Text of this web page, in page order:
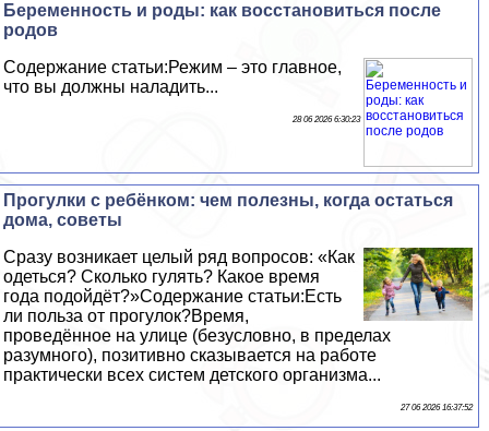
Беременность и роды: как восстановиться после
родов
Содержание статьи:Режим – это главное,
что вы должны наладить...
28 06 2026 6:30:23
Прогулки с ребёнком: чем полезны, когда остаться
дома, советы
Сразу возникает целый ряд вопросов: «Как
одеться? Сколько гулять? Какое время
года подойдёт?»Содержание статьи:Есть
ли польза от прогулок?Время,
проведённое на улице (безусловно, в пределах
разумного), позитивно сказывается на работе
пpaктически всех систем детского организма...
27 06 2026 16:37:52